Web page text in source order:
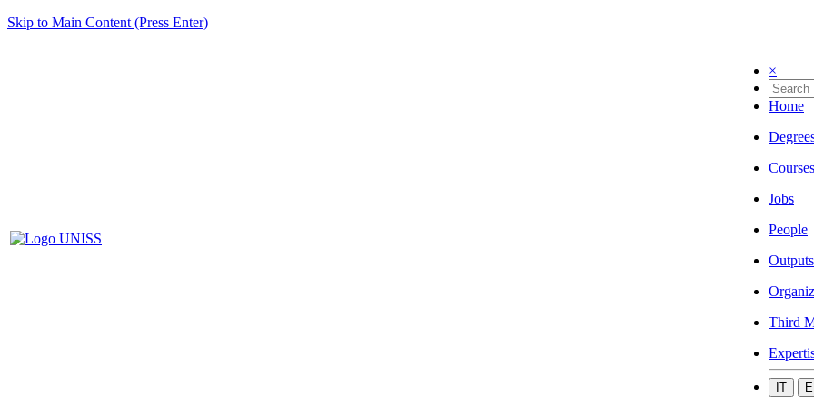
Skip to Main Content (Press Enter)
×
Home
Courses
Jobs
People
Outputs
Third
IT